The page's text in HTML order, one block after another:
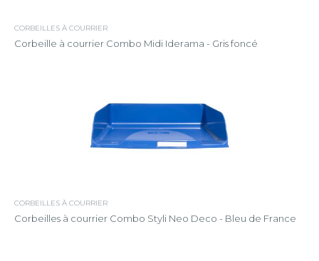
CORBEILLES À COURRIER
Corbeille à courrier Combo Midi Iderama - Gris foncé
CORBEILLES À COURRIER
Corbeilles à courrier Combo Styli Neo Deco - Bleu de France